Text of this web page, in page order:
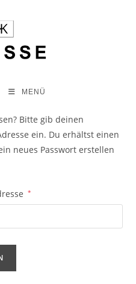
MENÜ
Bitte gib deinen
ein. Du erhältst einen
neues Passwort erstellen
*